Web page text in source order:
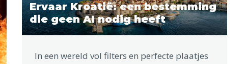
Ervaar Kroatië: een bestemming
die geen AI nodig heeft
In een wereld vol filters en perfecte plaatjes